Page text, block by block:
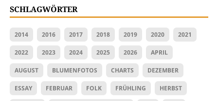
SCHLAGWÖRTER
2014 2016 2017 2018 2019 2020 2021
2022 2023 2024 2025 2026 APRIL
AUGUST BLUMENFOTOS CHARTS DEZEMBER
ESSAY FEBRUAR FOLK FRÜHLING HERBST